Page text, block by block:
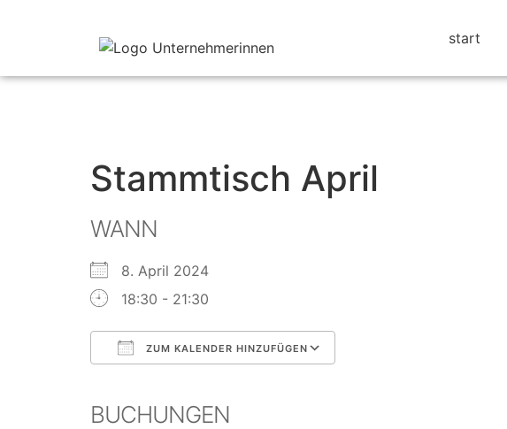
start
Stammtisch April
WANN
8. April 2024
18:30 - 21:30
ZUM KALENDER HINZUFÜGEN
BUCHUNGEN